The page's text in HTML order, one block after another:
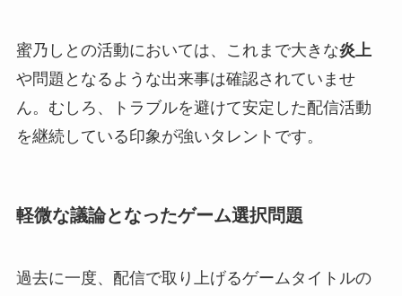
蜜乃しとの活動においては、これまで大きな炎上
や問題となるような出来事は確認されていませ
ん。むしろ、トラブルを避けて安定した配信活動
を継続している印象が強いタレントです。
軽微な議論となったゲーム選択問題
過去に一度、配信で取り上げるゲームタイトルの